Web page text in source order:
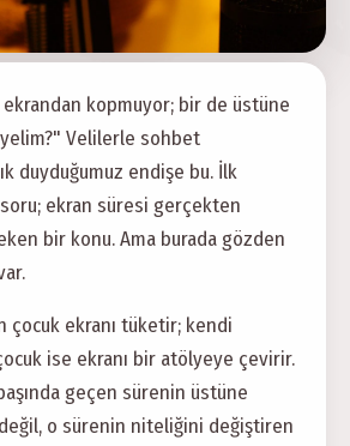
kopmuyor; bir de üstüne
Velilerle sohbet
duyduğumuz endişe bu. İlk
soru; ekran süresi gerçekten
bir konu. Ama burada gözden
çocuk ekranı tüketir; kendi
ise ekranı bir atölyeye çevirir.
geçen sürenin üstüne
o sürenin niteliğini değiştiren